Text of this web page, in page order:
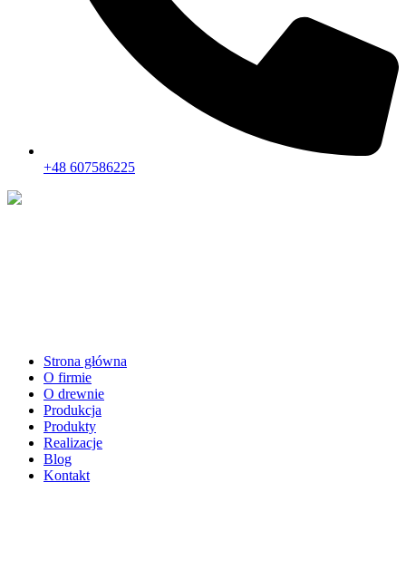
+48 607586225
Strona główna
O firmie
O drewnie
Produkcja
Produkty
Realizacje
Blog
Kontakt